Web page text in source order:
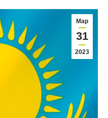
Мар
31
2023